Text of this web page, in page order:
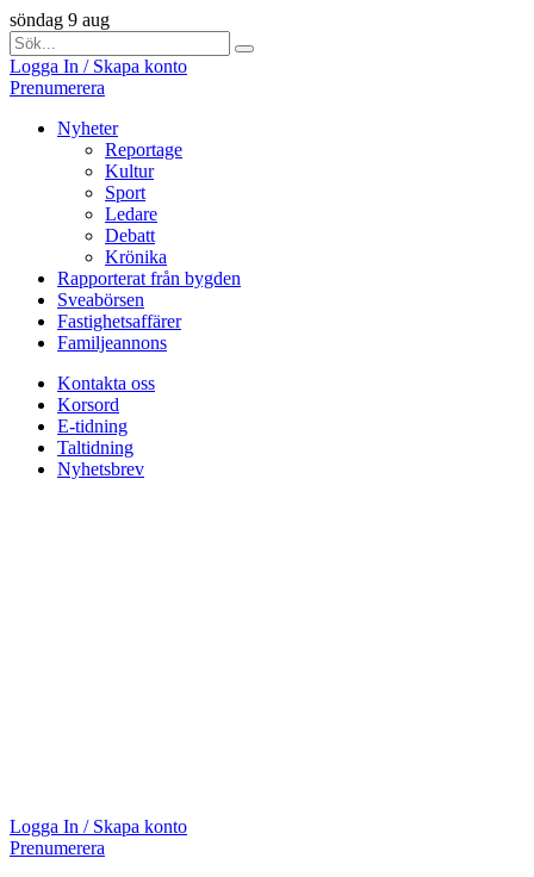
söndag 9 aug
Logga In / Skapa konto
Prenumerera
Nyheter
Reportage
Kultur
Sport
Ledare
Debatt
Krönika
Rapporterat från bygden
Sveabörsen
Fastighetsaffärer
Familjeannons
Kontakta oss
Korsord
E-tidning
Taltidning
Nyhetsbrev
Logga In / Skapa konto
Prenumerera